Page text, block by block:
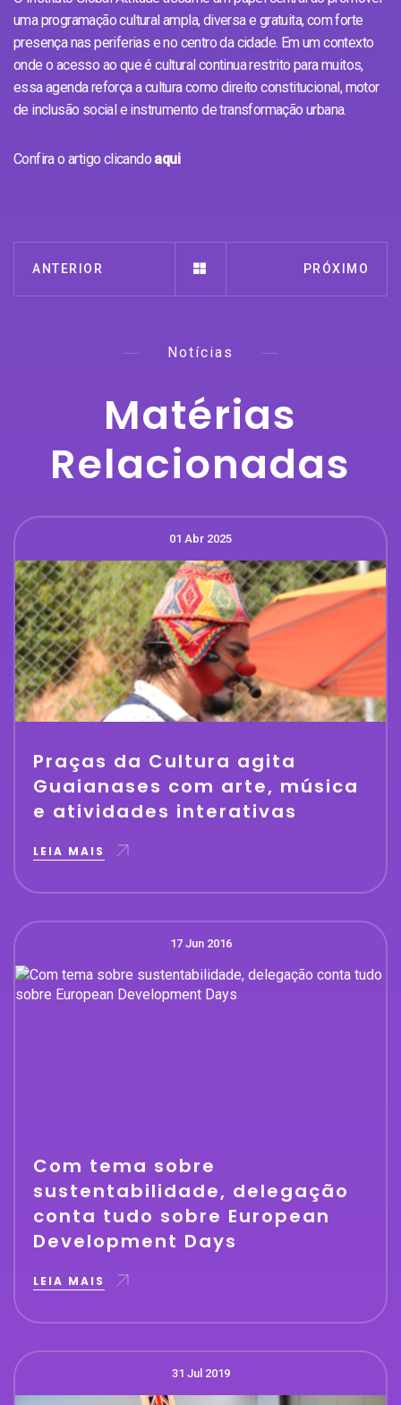
uma programação cultural ampla, diversa e gratuita, com forte
presença nas periferias e no centro da cidade. Em um contexto
onde o acesso ao que é cultural continua restrito para muitos,
essa agenda reforça a cultura como direito constitucional, motor
de inclusão social e instrumento de transformação urbana.
Confira o artigo clicando aqui
ANTERIOR PRÓXIMO
Notícias
Matérias
Relacionadas
01 Abr 2025
Praças da Cultura agita
Guaianases com arte, música
e atividades interativas
LEIA MAIS
17 Jun 2016
Com tema sobre
sustentabilidade, delegação
conta tudo sobre European
Development Days
LEIA MAIS
31 Jul 2019